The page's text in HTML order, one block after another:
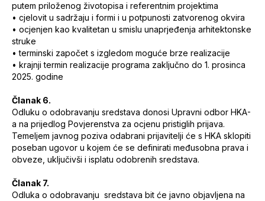
putem priloženog životopisa i referentnim projektima
• cjelovit u sadržaju i formi i u potpunosti zatvorenog okvira
• ocjenjen kao kvalitetan u smislu unaprjeđenja arhitektonske
struke
• terminski započet s izgledom moguće brze realizacije
• krajnji termin realizacije programa zaključno do 1. prosinca
2025. godine
Članak 6.
Odluku o odobravanju sredstava donosi Upravni odbor HKA-
a na prijedlog Povjerenstva za ocjenu pristiglih prijava.
Temeljem javnog poziva odabrani prijavitelji će s HKA sklopiti
poseban ugovor u kojem će se definirati međusobna prava i
obveze, uključivši i isplatu odobrenih sredstava.
Članak 7.
Odluka o odobravanju sredstava bit će javno objavljena na